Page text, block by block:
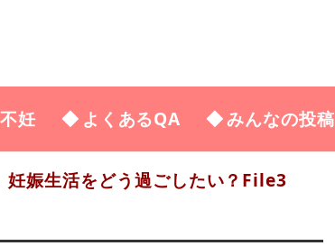
妊 よくあるQA みんなの投稿
妊娠生活をどう過ごしたい？File3